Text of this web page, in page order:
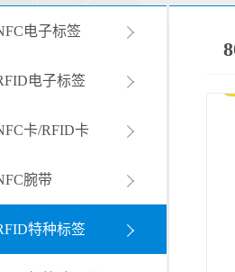
电子标签
电子标签
卡/RFID卡
腕带
特种标签